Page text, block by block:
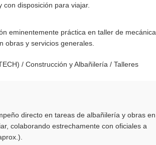
con disposición para viajar.
eminentemente práctica en taller de mecánica
obras y servicios generales.
/ Construcción y Albañilería / Talleres
directo en tareas de albañilería y obras en
colaborando estrechamente con oficiales a